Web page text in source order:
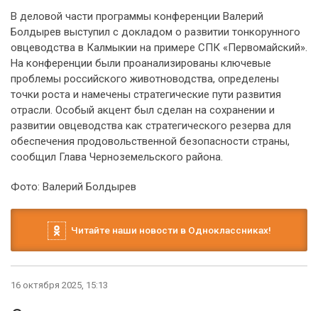
В деловой части программы конференции Валерий
Болдырев выступил с докладом о развитии тонкорунного
овцеводства в Калмыкии на примере СПК «Первомайский».
На конференции были проанализированы ключевые
проблемы российского животноводства, определены
точки роста и намечены стратегические пути развития
отрасли. Особый акцент был сделан на сохранении и
развитии овцеводства как стратегического резерва для
обеспечения продовольственной безопасности страны,
сообщил Глава Черноземельского района.
Фото: Валерий Болдырев
Читайте наши новости в Одноклассниках!
16 октября 2025, 15:13